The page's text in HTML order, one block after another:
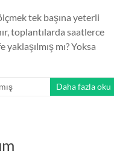
tek başına yeterli
toplantılarda saatlerce
mı? Yoksa
Daha fazla oku